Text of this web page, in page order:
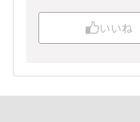
いいね